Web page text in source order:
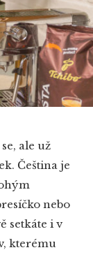
ale už
Čeština je
nebo
setkáte i v
kterému